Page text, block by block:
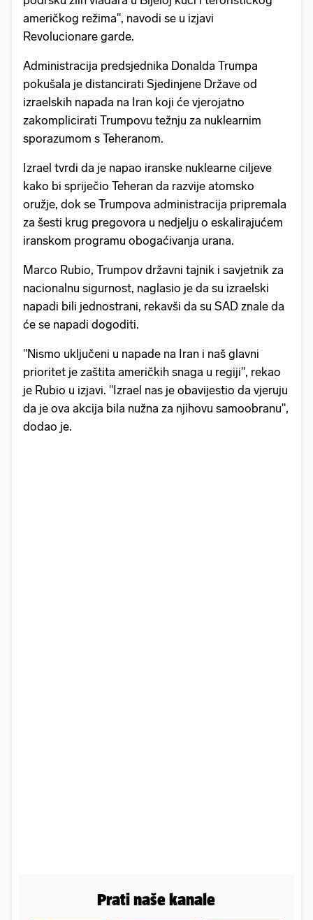
američkog režima", navodi se u izjavi
Revolucionare garde.
Administracija predsjednika Donalda Trumpa
pokušala je distancirati Sjedinjene Države od
izraelskih napada na Iran koji će vjerojatno
zakomplicirati Trumpovu težnju za nuklearnim
sporazumom s Teheranom.
Izrael tvrdi da je napao iranske nuklearne ciljeve
kako bi spriječio Teheran da razvije atomsko
oružje, dok se Trumpova administracija pripremala
za šesti krug pregovora u nedjelju o eskalirajućem
iranskom programu obogaćivanja urana.
Marco Rubio, Trumpov državni tajnik i savjetnik za
nacionalnu sigurnost, naglasio je da su izraelski
napadi bili jednostrani, rekavši da su SAD znale da
će se napadi dogoditi.
"Nismo uključeni u napade na Iran i naš glavni
prioritet je zaštita američkih snaga u regiji", rekao
je Rubio u izjavi. "Izrael nas je obavijestio da vjeruju
da je ova akcija bila nužna za njihovu samoobranu",
dodao je.
Prati naše kanale